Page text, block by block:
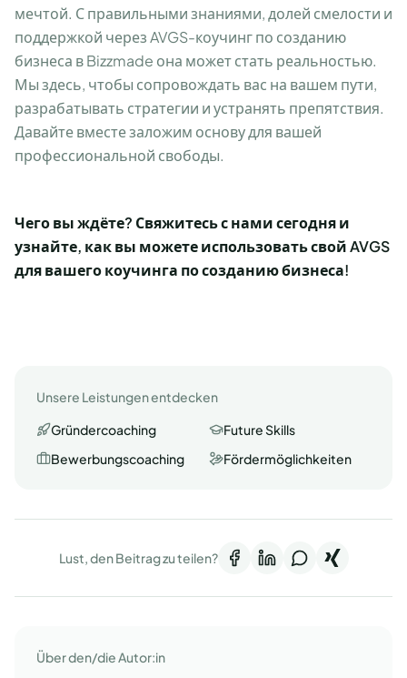
мечтой. С правильными знаниями, долей смелости и
поддержкой через AVGS-коучинг по созданию
бизнеса в Bizzmade она может стать реальностью.
Мы здесь, чтобы сопровождать вас на вашем пути,
разрабатывать стратегии и устранять препятствия.
Давайте вместе заложим основу для вашей
профессиональной свободы.
Чего вы ждёте? Свяжитесь с нами сегодня и
узнайте, как вы можете использовать свой AVGS
для вашего коучинга по созданию бизнеса!
Unsere Leistungen entdecken
Gründercoaching
Future Skills
Bewerbungscoaching
Fördermöglichkeiten
Lust, den Beitrag zu teilen?
Über den/die Autor:in